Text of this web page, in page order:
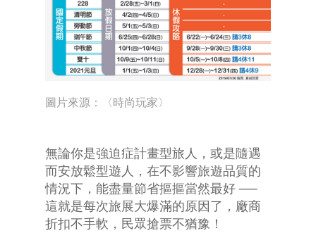
圖片來源：〈時尚玩家〉
無論你是強迫症計畫型旅人，或是隨遇
而安放鬆型遊人，在不影響旅遊品質的
情況下，能盡量節省摳摳當然最好 ──
這就是每次旅展大爆滿的原因了，廠商
折扣不手軟，民眾搶票不猶豫！